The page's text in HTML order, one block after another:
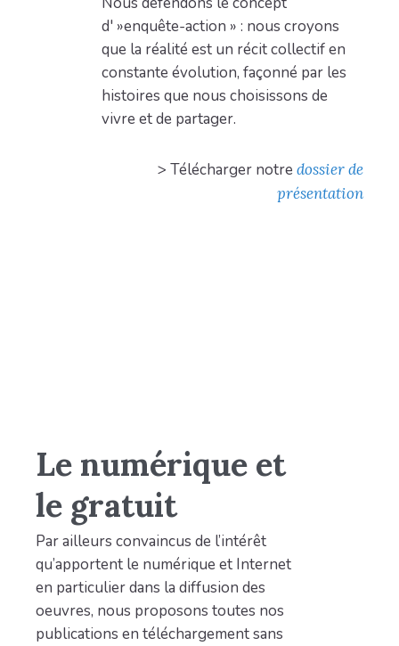
d' »enquête-action » : nous croyons
que la réalité est un récit collectif en
constante évolution, façonné par les
histoires que nous choisissons de
vivre et de partager.
> Télécharger notre dossier de
présentation
Le numérique et
le gratuit
Par ailleurs convaincus de l’intérêt
qu’apportent le numérique et Internet
en particulier dans la diffusion des
oeuvres, nous proposons toutes nos
publications en téléchargement sans